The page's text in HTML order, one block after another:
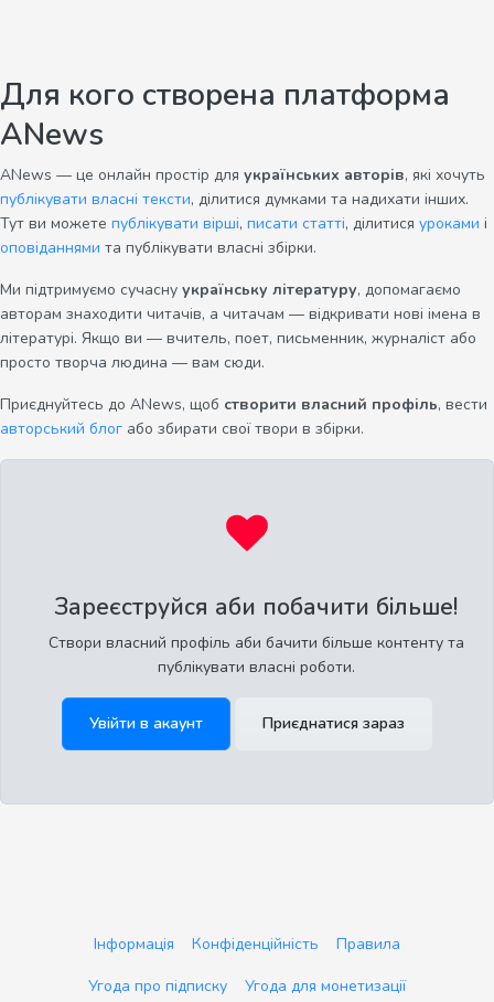
Для кого створена платформа
ANews
ANews — це онлайн простір для українських авторів, які хочуть
публікувати власні тексти, ділитися думками та надихати інших.
Тут ви можете публікувати вірші, писати статті, ділитися уроками і
оповіданнями та публікувати власні збірки.
Ми підтримуємо сучасну українську літературу, допомагаємо
авторам знаходити читачів, а читачам — відкривати нові імена в
літературі. Якщо ви — вчитель, поет, письменник, журналіст або
просто творча людина — вам сюди.
Приєднуйтесь до ANews, щоб створити власний профіль, вести
авторський блог або збирати свої твори в збірки.
Зареєструйся аби побачити більше!
Створи власний профіль аби бачити більше контенту та
публікувати власні роботи.
Увійти в акаунт Приєднатися зараз
Інформація Конфіденційність
Правила
Угода про підписку
Угода для монетизації